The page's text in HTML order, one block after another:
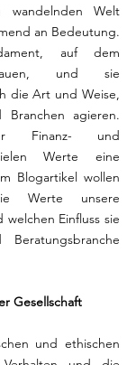
Welt
an Bedeutung.
auf dem
und sie
die Art und Weise,
agieren.
Finanz- und
Werte eine
Blogartikel wollen
Werte unsere
Einfluss sie
Gesellschaft
und ethischen